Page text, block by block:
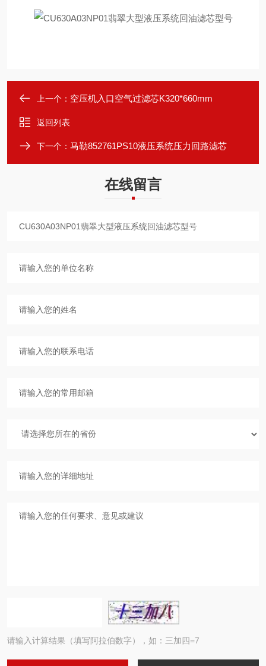
上一个： 空压机入口空气过滤芯K320*660mm
返回列表
下一个： 马勒852761PS10液压系统压力回路滤芯
在线留言
请输入计算结果（填写阿拉伯数字），如：三加四=7